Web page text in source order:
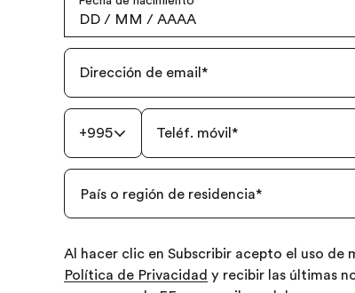
DD / MM / AAAA
Dirección de email *
+995 Teléf. móvil *
País o región de residencia*
Al hacer clic en Subscribir acepto el uso de
Política de Privacidad y recibir las últimas